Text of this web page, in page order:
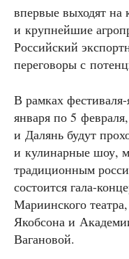
впервые выходят на
и крупнейшие
Российский
переговоры с
В рамках
января по 5
и Далянь будут
и кулинарные шоу,
традиционным
состоится гала-
Мариинского
Якобсона и
Вагановой.